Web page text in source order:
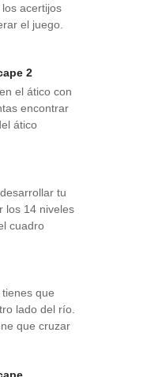
acertijos
el juego.
2
el ático con
encontrar
ático
tu
los 14 niveles
cuadro
que
lado del río.
que cruzar